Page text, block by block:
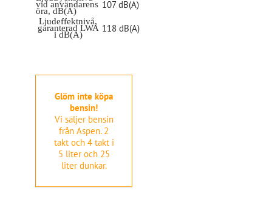
vid användarens
öra, dB(A)
107 dB(A)
Ljudeffektnivå,
garanterad LWA
i dB(A)
118 dB(A)
Glöm inte köpa
bensin!
Vi säljer bensin
från Aspen. 2
takt och 4 takt i
5 liter och 25
liter dunkar.